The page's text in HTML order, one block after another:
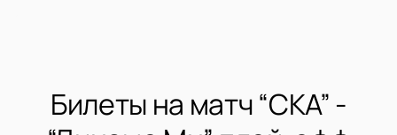
Билеты на матч “СКА” -